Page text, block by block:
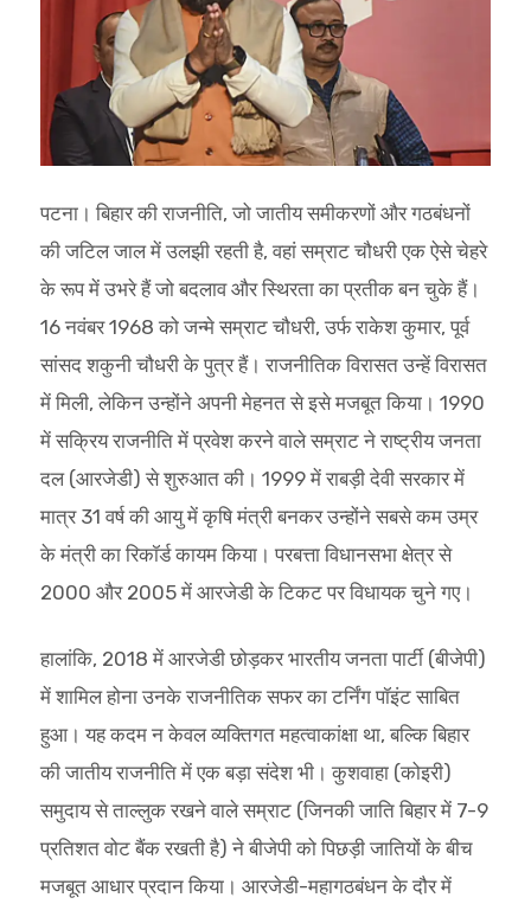
पटना। बिहार की राजनीति, जो जातीय समीकरणों और गठबंधनों
की जटिल जाल में उलझी रहती है, वहां सम्राट चौधरी एक ऐसे चेहरे
के रूप में उभरे हैं जो बदलाव और स्थिरता का प्रतीक बन चुके हैं।
16 नवंबर 1968 को जन्मे सम्राट चौधरी, उर्फ राकेश कुमार, पूर्व
सांसद शकुनी चौधरी के पुत्र हैं। राजनीतिक विरासत उन्हें विरासत
में मिली, लेकिन उन्होंने अपनी मेहनत से इसे मजबूत किया। 1990
में सक्रिय राजनीति में प्रवेश करने वाले सम्राट ने राष्ट्रीय जनता
दल (आरजेडी) से शुरुआत की। 1999 में राबड़ी देवी सरकार में
मात्र 31 वर्ष की आयु में कृषि मंत्री बनकर उन्होंने सबसे कम उम्र
के मंत्री का रिकॉर्ड कायम किया। परबत्ता विधानसभा क्षेत्र से
2000 और 2005 में आरजेडी के टिकट पर विधायक चुने गए।
हालांकि, 2018 में आरजेडी छोड़कर भारतीय जनता पार्टी (बीजेपी)
में शामिल होना उनके राजनीतिक सफर का टर्निंग पॉइंट साबित
हुआ। यह कदम न केवल व्यक्तिगत महत्वाकांक्षा था, बल्कि बिहार
की जातीय राजनीति में एक बड़ा संदेश भी। कुशवाहा (कोइरी)
समुदाय से ताल्लुक रखने वाले सम्राट (जिनकी जाति बिहार में 7-9
प्रतिशत वोट बैंक रखती है) ने बीजेपी को पिछड़ी जातियों के बीच
मजबूत आधार प्रदान किया। आरजेडी-महागठबंधन के दौर में